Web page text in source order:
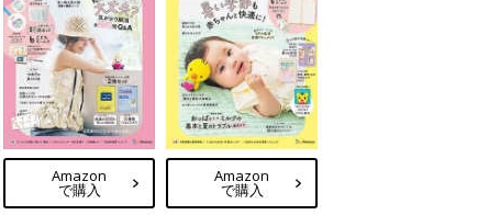
Amazon
で購入
Amazon
で購入